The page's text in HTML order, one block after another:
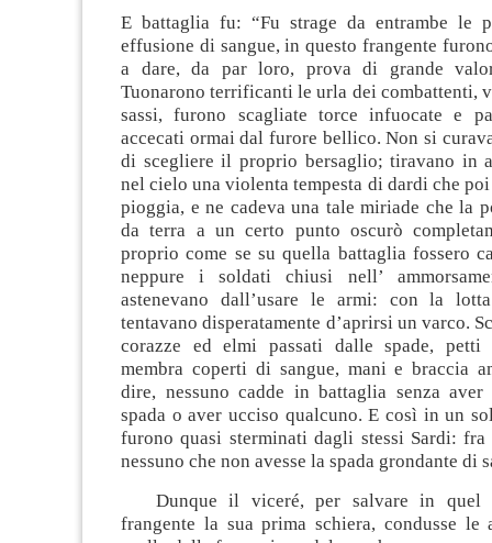
E battaglia fu: “Fu strage da entrambe le
effusione di sangue, in questo frangente
a dare, da par loro, prova di grande
Tuonarono terrificanti le urla dei combattenti,
sassi, furono scagliate torce infuocate e
accecati ormai dal furore bellico. Non si
di scegliere il proprio bersaglio; tiravano in
nel cielo una violenta tempesta di dardi che
pioggia, e ne cadeva una tale miriade che la
da terra a un certo punto oscurò
proprio come se su quella battaglia fossero
neppure i soldati chiusi nell’
astenevano dall’usare le armi: con la
tentavano disperatamente d’aprirsi un varco.
corazze ed elmi passati dalle spade,
membra coperti di sangue, mani e braccia
dire, nessuno cadde in battaglia senza
spada o aver ucciso qualcuno. E così in un
furono quasi sterminati dagli stessi Sardi:
nessuno che non avesse la spada grondante di
Dunque il viceré, per salvare in quel
frangente la sua prima schiera, condusse